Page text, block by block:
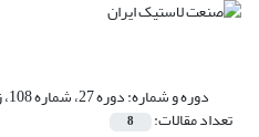
دوره و شماره:دوره 27، شماره 108، زمستان 1401، صفحه 3-115
تعداد مقالات: 8